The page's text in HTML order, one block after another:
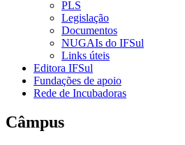
PLS
Legislação
Documentos
NUGAIs do IFSul
Links úteis
Editora IFSul
Fundações de apoio
Rede de Incubadoras
Câmpus